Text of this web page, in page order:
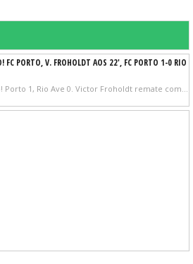
FC PORTO, V. FROHOLDT AOS 22', FC PORTO 1-0 RIO